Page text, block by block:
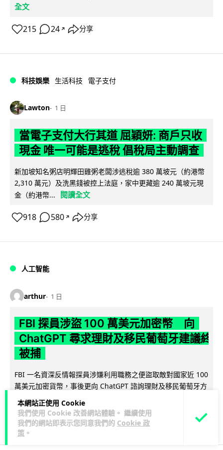
本網站正使用 Cookie
我們使用 Cookie 改善網站體驗。 繼續使用
我們的網站即表示您同意我們的 Cookie 政
策 。
全文
215 24 ↗ 分享
科技娛樂 生活科技 電子支付
Lawton 1 日
當電子支付大行其道 屈穎妍: 商戶只收
現金 唯一可能是逃稅 倡稅局主動調查
新加坡知名粥店明輝田雞粥老闆涉逃稅逾 380 萬坡元（約港幣
2,310 萬元）及洗黑錢被控上法庭，家中更藏逾 240 萬坡元現
金（約港幣...
閱讀全文
918 580 ↗ 分享
人工智能
arthur 1 日
FBI 探員涉盜 100 萬美元加密幣 向
ChatGPT 尋求理財及移民葡萄牙建議終
被捕
FBI 一名資深反情報探員涉嫌利用職務之便盜取敵對國家近 100
萬美元加密貨幣，事後更向 ChatGPT 諮詢理財及移民葡萄牙方
案，最終因...
閱讀全文
23 1↗ 分享